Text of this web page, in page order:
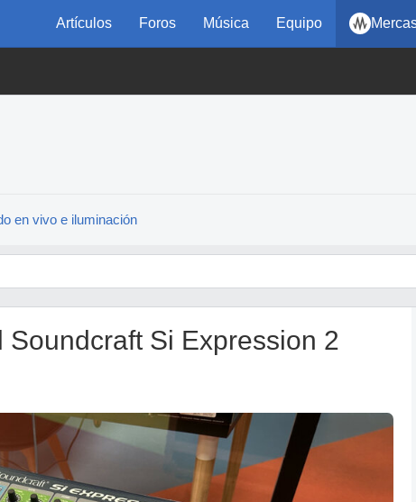
Artículos Foros Música Equipo
en vivo e iluminación
Si Expression 2